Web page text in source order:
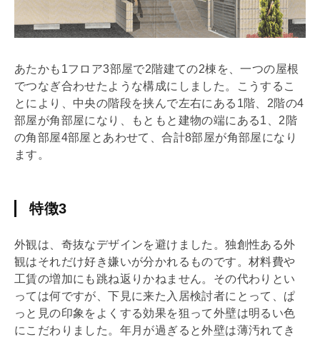
あたかも1フロア3部屋で2階建ての2棟を、一つの屋根
でつなぎ合わせたような構成にしました。こうするこ
とにより、中央の階段を挟んで左右にある1階、2階の4
部屋が角部屋になり、もともと建物の端にある1、2階
の角部屋4部屋とあわせて、合計8部屋が角部屋になり
ます。
特徴3
外観は、奇抜なデザインを避けました。独創性ある外
観はそれだけ好き嫌いが分かれるものです。材料費や
工賃の増加にも跳ね返りかねません。その代わりとい
っては何ですが、下見に来た入居検討者にとって、ぱ
っと見の印象をよくする効果を狙って外壁は明るい色
にこだわりました。年月が過ぎると外壁は薄汚れてき